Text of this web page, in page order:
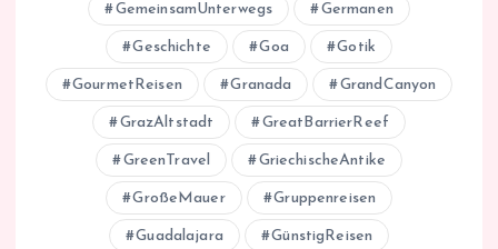
GemeinsamUnterwegs Germanen
Geschichte Goa Gotik
GourmetReisen Granada GrandCanyon
GrazAltstadt GreatBarrierReef
GreenTravel GriechischeAntike
GroßeMauer Gruppenreisen
Guadalajara GünstigReisen